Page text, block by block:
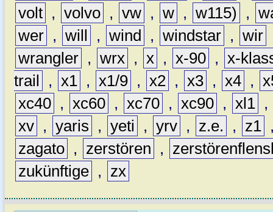
volt , volvo , vw , w , w115) ,
wer , will , wind , windstar , wir
wrangler , wrx , x , x-90 , x-
trail
, x1 , x1/9 , x2 , x3 , x4 ,
xc40 , xc60 , xc70 , xc90 , xl1 ,
xv , yaris , yeti , yrv , z.e. , z1
zagato , zerstören ,
zukünftige , zx